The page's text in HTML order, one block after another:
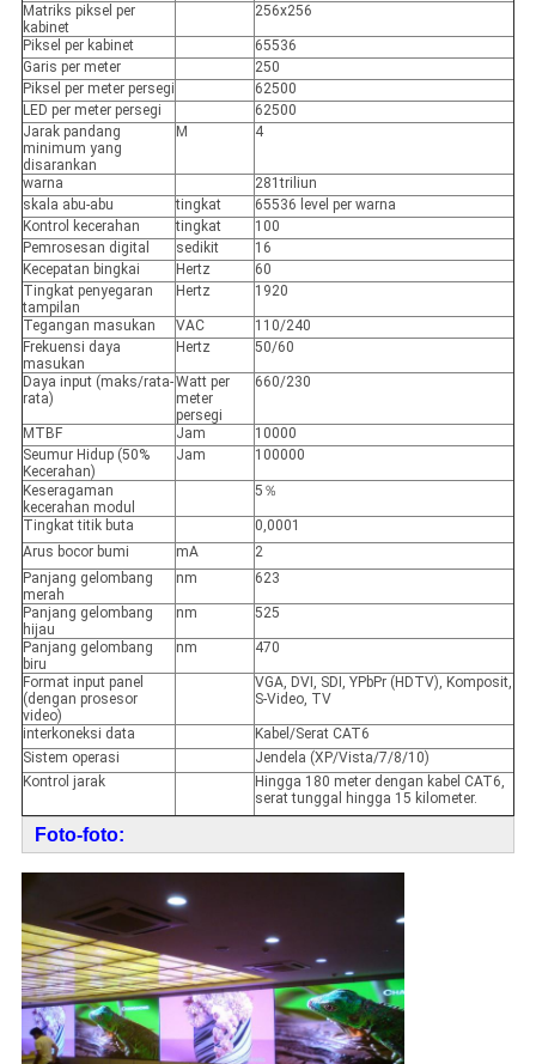
Matriks piksel per
kabinet
256x256
Piksel per kabinet
65536
Garis per meter
250
Piksel per meter persegi
62500
LED per meter persegi
62500
Jarak pandang
minimum yang
disarankan
M 4
warna
281triliun
skala abu-abu
tingkat
65536 level per warna
Kontrol kecerahan
tingkat
100
Pemrosesan digital
sedikit
16
Kecepatan bingkai
Hertz
60
Tingkat penyegaran
tampilan
Hertz 1920
Tegangan masukan VAC
110/240
Frekuensi daya
masukan
Hertz 50/60
Daya input (maks/rata-
rata)
Watt per
meter
persegi
660/230
MTBF Jam
10000
Seumur Hidup (50%
Kecerahan)
Jam 100000
Keseragaman
kecerahan modul
5％
Tingkat titik buta
0,0001
Arus bocor bumi
mA
2
Panjang gelombang
merah
nm 623
Panjang gelombang
hijau
nm 525
Panjang gelombang
biru
nm 470
Format input panel
(dengan prosesor
video)
VGA, DVI, SDI, YPbPr (HDTV), Komposit,
S-Video, TV
interkoneksi data
Kabel/Serat CAT6
Sistem operasi
Jendela (XP/Vista/7/8/10)
Kontrol jarak
Hingga 180 meter dengan kabel CAT6,
serat tunggal hingga 15 kilometer.
Foto-foto: